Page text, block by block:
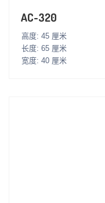
AC-320
高度: 45 厘米
长度: 65 厘米
宽度: 40 厘米